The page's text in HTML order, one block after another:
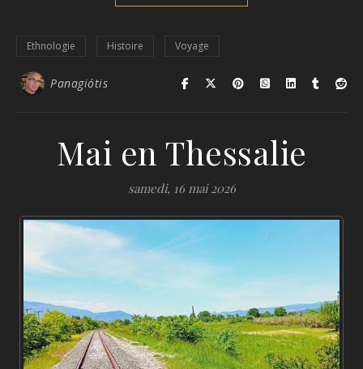
Ethnologie Histoire Voyage
Panagiótis
Mai en Thessalie
samedi, 16 mai 2026